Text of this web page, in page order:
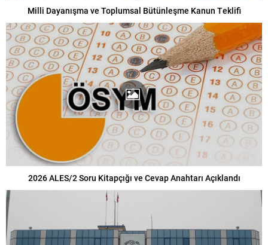
Milli Dayanışma ve Toplumsal Bütünleşme Kanun Teklifi
2026 ALES/2 Soru Kitapçığı ve Cevap Anahtarı Açıklandı